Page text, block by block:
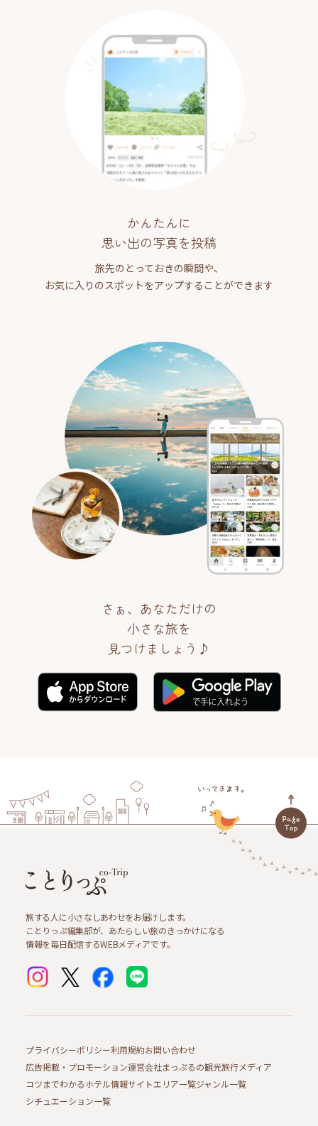
かんたんに
思い出の写真を投稿
旅先のとっておきの瞬間や、
お気に入りのスポットをアップすることができます
さぁ、あなただけの
小さな旅を
見つけましょう♪
旅する人に小さなしあわせをお届けします。
ことりっぷ編集部が、あたらしい旅のきっかけになる
情報を毎日配信するWEBメディアです。
プライバシーポリシー利用規約お問い合わせ
広告掲載・プロモーション運営会社まっぷるの観光旅行メディア
コツまでわかるホテル情報サイトエリア一覧ジャンル一覧
シチュエーション一覧